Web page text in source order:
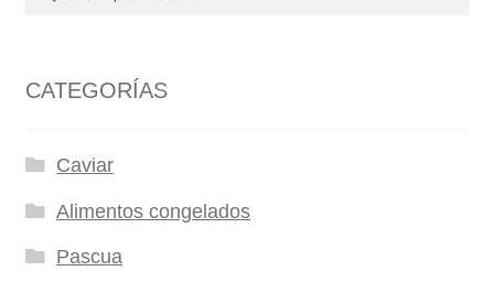
CATEGORÍAS
Caviar
Alimentos congelados
Pascua